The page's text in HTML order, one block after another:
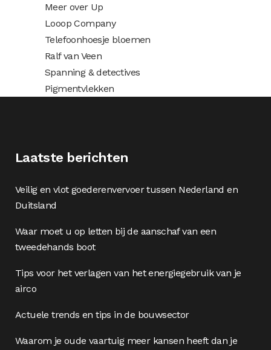
Meer over Up
Looop Company
Telefoonhoesje bloemen
Ralf van Veen
Spanning & detectives
Pigmentvlekken
Laatste berichten
Veilig en vlot goederenvervoer tussen Nederland en
Duitsland
Waar moet u op letten bij de aanschaf van een
tweedehands boot
Tips voor het verlagen van het energiegebruik van je
airco
Actuele trends en tips in de bouwsector
Waarom je oude vaartuig meer kansen heeft dan je